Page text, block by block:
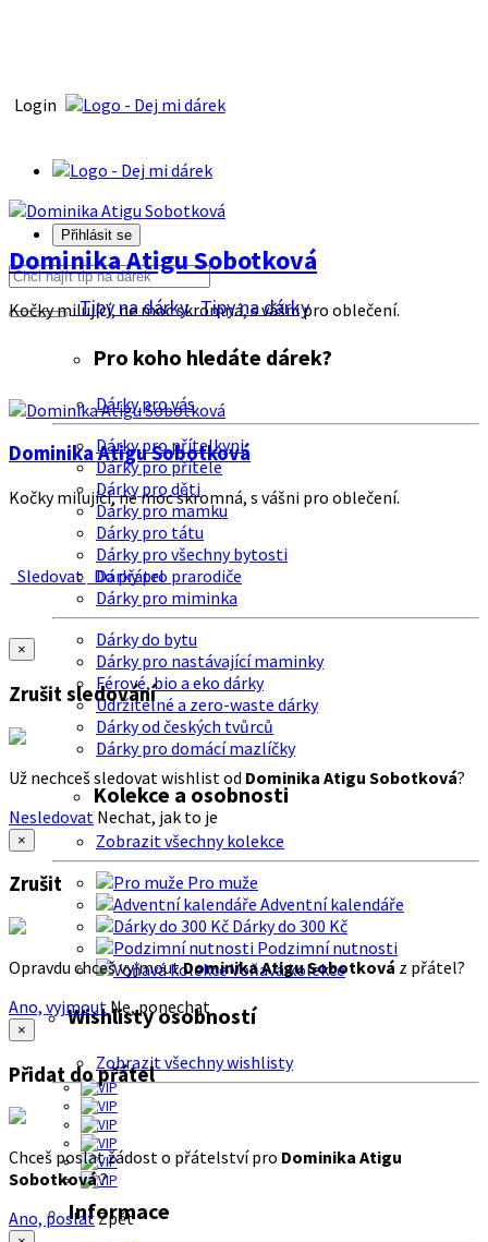
Login
Přihlásit se
Tipy na dárkyTipy na dárky
Pro koho hledáte dárek?
Dárky pro vás
Dárky pro přítelkyni
Dárky pro přítele
Dárky pro děti
Dárky pro mamku
Dárky pro tátu
Dárky pro všechny bytosti
Dárky pro prarodiče
Dárky pro miminka
Dárky do bytu
Dárky pro nastávající maminky
Férové, bio a eko dárky
Udržitelné a zero-waste dárky
Dárky od českých tvůrců
Dárky pro domácí mazlíčky
Kolekce a osobnosti
Zobrazit všechny kolekce
Pro muže
Adventní kalendáře
Dárky do 300 Kč
Podzimní nutnosti
Voňavá kolekce
Wishlisty osobností
Zobrazit všechny wishlisty
Informace
Dominika Atigu Sobotková
Kočky milující, ne moc skromná, s vášni pro oblečení.
Dominika Atigu Sobotková
Kočky milující, ne moc skromná, s vášni pro oblečení.
Sledovat Do přátel
×
Zrušit sledování
Už nechceš sledovat wishlist od Dominika Atigu Sobotková?
Nesledovat Nechat, jak to je
×
Zrušit
Opravdu chceš vyjmoutDominika Atigu Sobotková z přátel?
Ano, vyjmout Ne, ponechat
×
Přidat do přátel
Chceš poslat žádost o přátelství pro Dominika Atigu
Sobotková?
Ano, poslatZpět